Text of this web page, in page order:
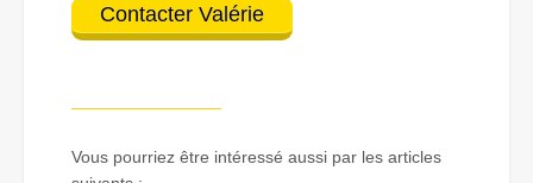
Contacter Valérie
—————————
Vous pourriez être intéressé aussi par les articles